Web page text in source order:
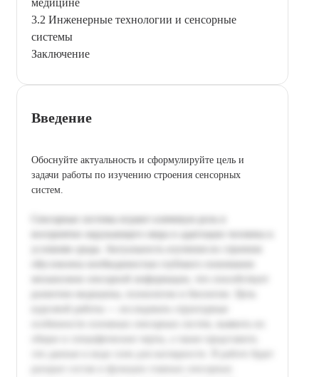
3.2 Инженерные технологии и сенсорные
системы
Заключение
Введение
Обоснуйте актуальность и сформулируйте цель и
задачи работы по изучению строения сенсорных
систем.